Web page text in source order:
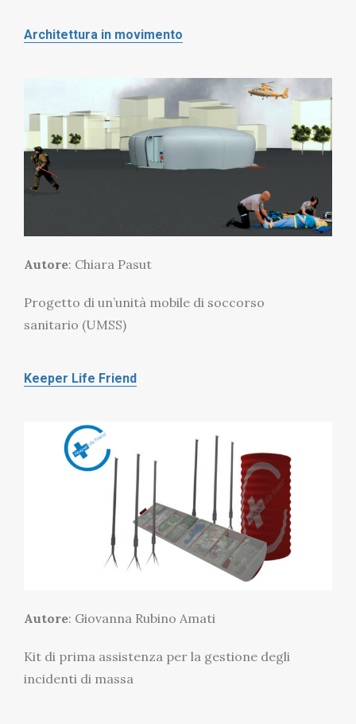
Architettura in movimento
Autore: Chiara Pasut
Progetto di un’unità mobile di soccorso
sanitario (UMSS)
Keeper Life Friend
Autore: Giovanna Rubino Amati
Kit di prima assistenza per la gestione degli
incidenti di massa